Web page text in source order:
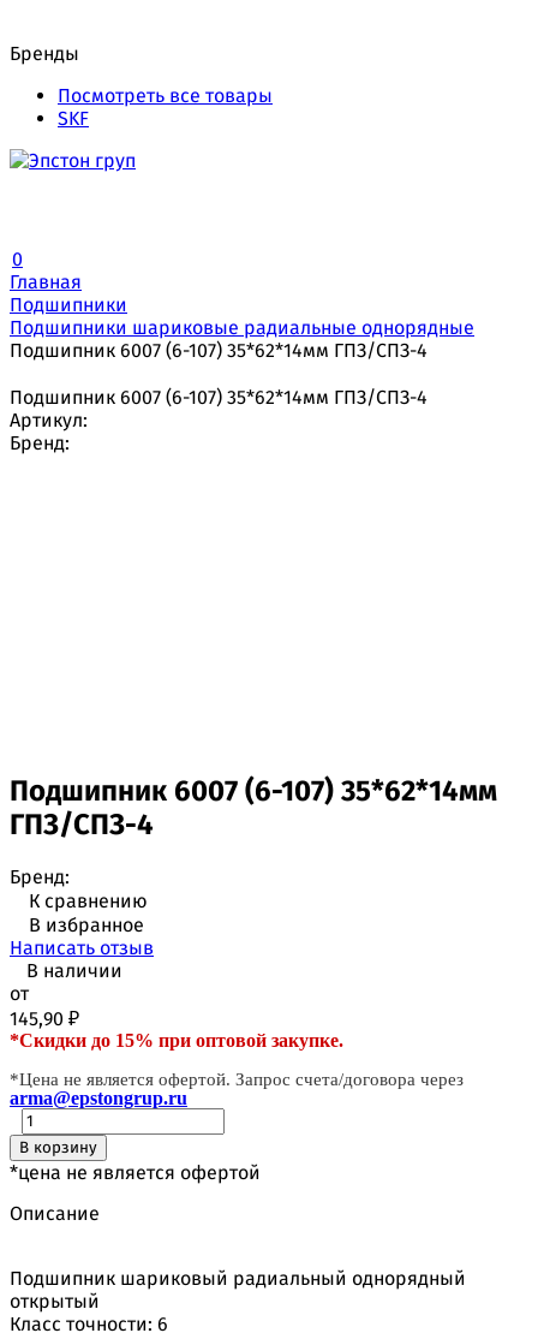
Бренды
Посмотреть все товары
SKF
0
Главная
Подшипники
Подшипники шариковые радиальные однорядные
Подшипник 6007 (6-107) 35*62*14мм ГПЗ/СПЗ-4
Подшипник 6007 (6-107) 35*62*14мм ГПЗ/СПЗ-4
Артикул:
Бренд:
Подшипник 6007 (6-107) 35*62*14мм
ГПЗ/СПЗ-4
Бренд:
К сравнению
В избранное
Написать отзыв
В наличии
от
145,90 ₽
*Скидки до 15% при оптовой закупке.
*Цена не является офертой. Запрос счета/договора через
arma@epstongrup.ru
В корзину
*цена не является офертой
Описание
Подшипник шариковый радиальный однорядный
открытый
Класс точности: 6